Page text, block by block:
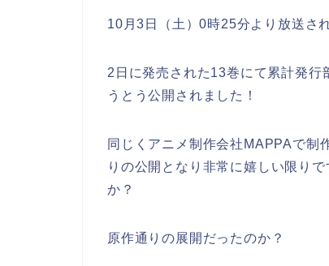
10月3日（土）0時25分より放送さ
2日に発売された13巻にて累計発行
うとう公開されました！
同じくアニメ制作会社MAPPAで制
りの公開となり非常に嬉しい限り
か？
原作通りの展開だったのか？